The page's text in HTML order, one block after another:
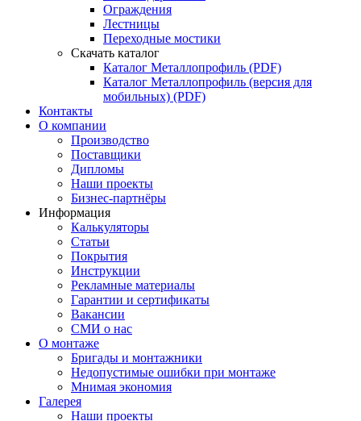
Ограждения
Лестницы
Переходные мостики
Скачать каталог
Каталог Металлопрофиль (PDF)
Каталог Металлопрофиль (версия для
мобильных) (PDF)
Контакты
О компании
Производство
Поставщики
Дипломы
Наши проекты
Бизнес-партнёры
Информация
Калькуляторы
Статьи
Покрытия
Инструкции
Рекламные материалы
Гарантии и сертификаты
Вакансии
СМИ о нас
О монтаже
Бригады и монтажники
Недопустимые ошибки при монтаже
Мнимая экономия
Галерея
Наши проекты